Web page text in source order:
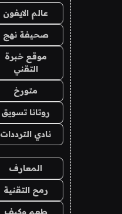
عالم الايفون
صحيفة نهج
موقع خبرة
التقني
متورخ
روتانا تسويق
نادي الترددات
المعارف
رمح التقنية